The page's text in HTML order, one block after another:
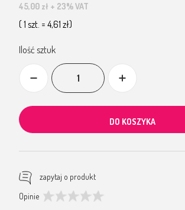
45,00 zł + 23% VAT
( 1 szt. = 4,61 zł)
Ilość sztuk
DO KOSZYKA
zapytaj o produkt
Opinie